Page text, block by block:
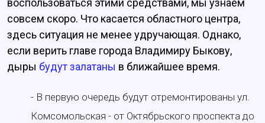
воспользоваться этими средствами, мы узнаем
совсем скоро. Что касается областного центра,
здесь ситуация не менее удручающая. Однако,
если верить главе города Владимиру Быкову,
дыры будут залатаны в ближайшее время.
- В первую очередь будут отремонтированы ул.
Комсомольская - от Октябрьского проспекта до